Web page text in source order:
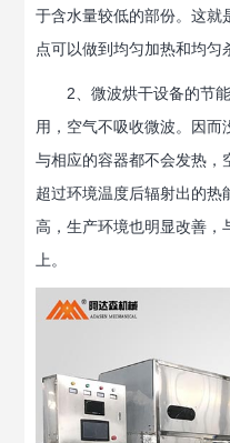
于含水量较低的部份。这就
点可以做到均匀加热和均匀
2、微波烘干设备的节能
用，空气不吸收微波。因
与相应的容器都不会发热，
超过环境温度后辐射出的热
高，生产环境也明显改善，
上。